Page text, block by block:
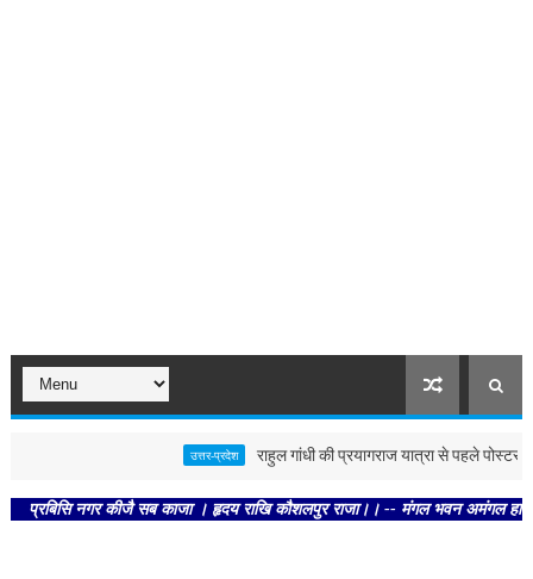
उत्तर-प्रदेश राहुल गांधी की प्रयागराज यात्रा से पहले पोस्टर से
नगर कीजै सब काजा । हृदय राखि कौशलपुर राजा।। -- मंगल भवन अमंगल हारी।